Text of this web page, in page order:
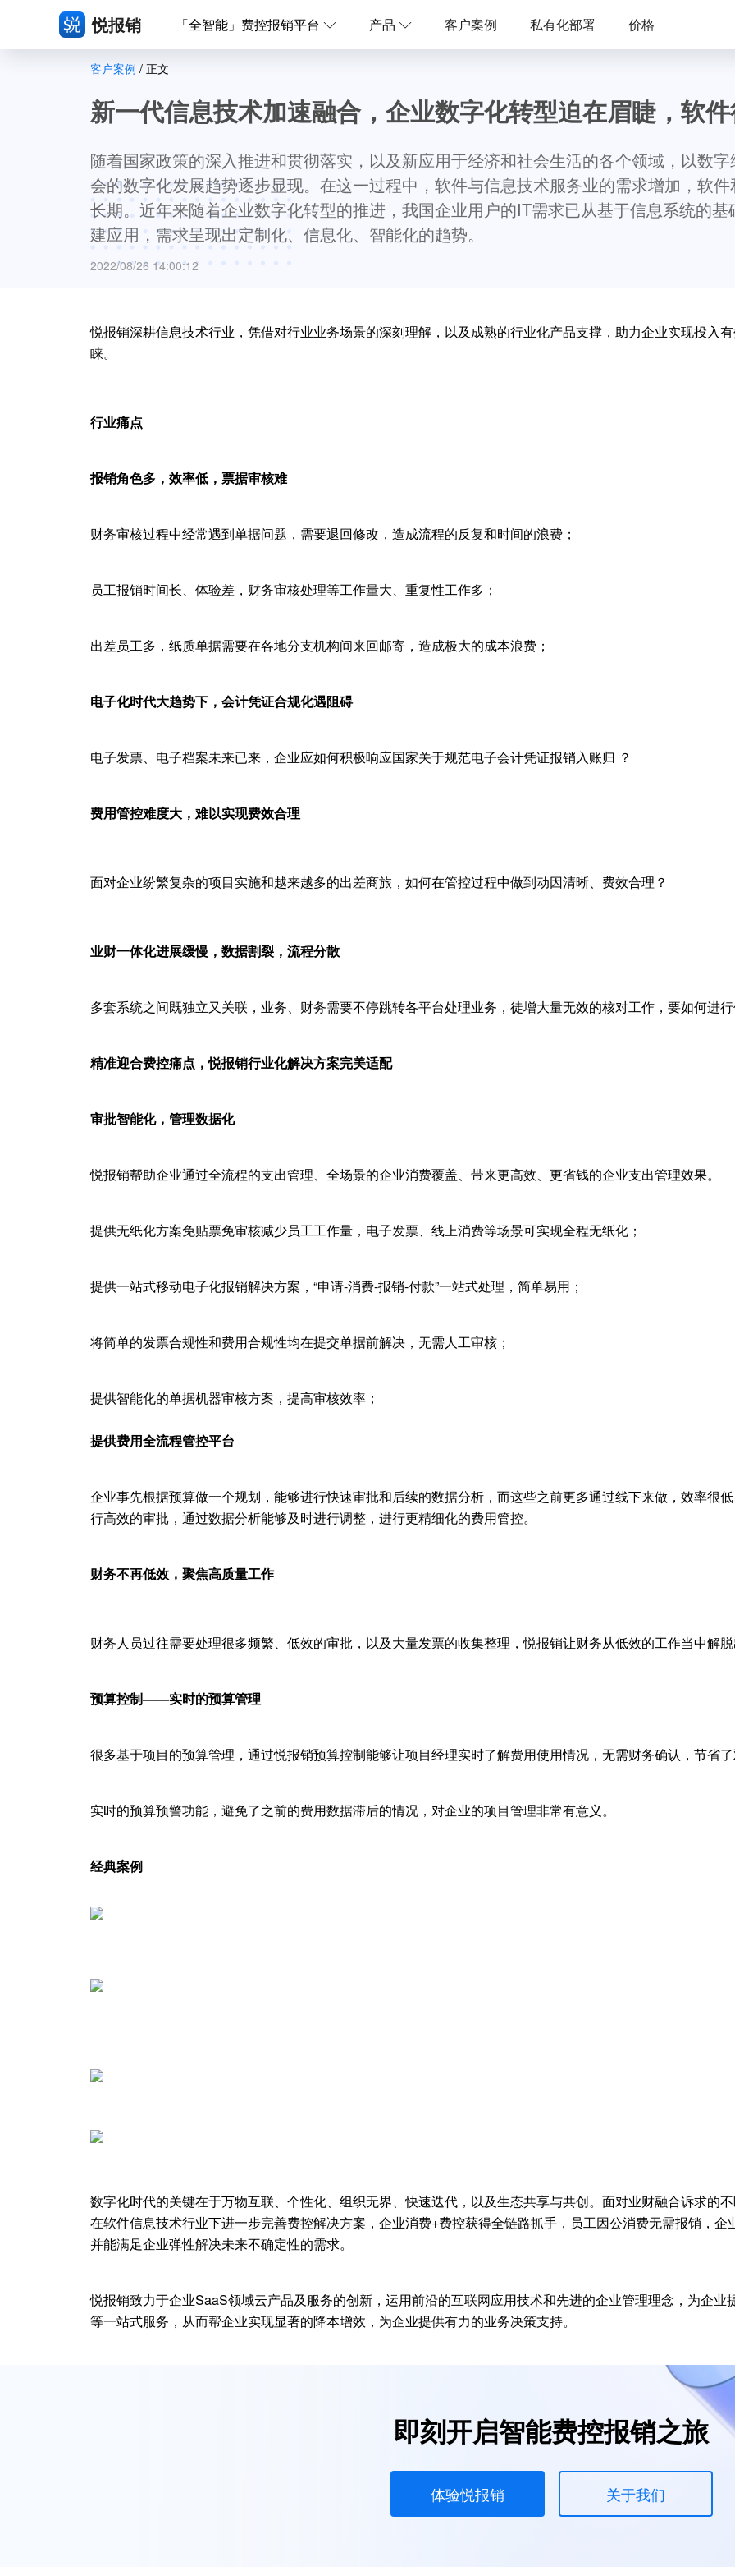
悦报销 「全智能」费控报销平台 产品 客户案例 私有化部署 价格
客户案例 / 正文
新一代信息技术加速融合，企业数字化转型迫在眉睫，软
随着国家政策的深入推进和贯彻落实，以及新应用于经济和社会生活的各个领域，以数
会的数字化发展趋势逐步显现。在这一过程中，软件与信息技术服务业的需求增加，软
长期。近年来随着企业数字化转型的推进，我国企业用户的IT需求已从基于信息系统的
建应用，需求呈现出定制化、信息化、智能化的趋势。
2022/08/26 14:00:12
悦报销深耕信息技术行业，凭借对行业业务场景的深刻理解，以及成熟的行业化产品支撑，助力企业实现投入
睐。
行业痛点
报销角色多，效率低，票据审核难
财务审核过程中经常遇到单据问题，需要退回修改，造成流程的反复和时间的浪费；
员工报销时间长、体验差，财务审核处理等工作量大、重复性工作多；
出差员工多，纸质单据需要在各地分支机构间来回邮寄，造成极大的成本浪费；
电子化时代大趋势下，会计凭证合规化遇阻碍
电子发票、电子档案未来已来，企业应如何积极响应国家关于规范电子会计凭证报销入账归 ？
费用管控难度大，难以实现费效合理
面对企业纷繁复杂的项目实施和越来越多的出差商旅，如何在管控过程中做到动因清晰、费效合理？
业财一体化进展缓慢，数据割裂，流程分散
多套系统之间既独立又关联，业务、财务需要不停跳转各平台处理业务，徒增大量无效的核对工作，要如何进
精准迎合费控痛点，悦报销行业化解决方案完美适配
审批智能化，管理数据化
悦报销帮助企业通过全流程的支出管理、全场景的企业消费覆盖、带来更高效、更省钱的企业支出管理效果。
提供无纸化方案免贴票免审核减少员工工作量，电子发票、线上消费等场景可实现全程无纸化；
提供一站式移动电子化报销解决方案，“申请-消费-报销-付款”一站式处理，简单易用；
将简单的发票合规性和费用合规性均在提交单据前解决，无需人工审核；
提供智能化的单据机器审核方案，提高审核效率；
提供费用全流程管控平台
企业事先根据预算做一个规划，能够进行快速审批和后续的数据分析，而这些之前更多通过线下来做，效率很
行高效的审批，通过数据分析能够及时进行调整，进行更精细化的费用管控。
财务不再低效，聚焦高质量工作
财务人员过往需要处理很多频繁、低效的审批，以及大量发票的收集整理，悦报销让财务从低效的工作当中解
预算控制——实时的预算管理
很多基于项目的预算管理，通过悦报销预算控制能够让项目经理实时了解费用使用情况，无需财务确认，节省
实时的预算预警功能，避免了之前的费用数据滞后的情况，对企业的项目管理非常有意义。
经典案例
数字化时代的关键在于万物互联、个性化、组织无界、快速迭代，以及生态共享与共创。面对业财融合诉求的
在软件信息技术行业下进一步完善费控解决方案，企业消费+费控获得全链路抓手，员工因公消费无需报销，
并能满足企业弹性解决未来不确定性的需求。
悦报销致力于企业SaaS领域云产品及服务的创新，运用前沿的互联网应用技术和先进的企业管理理念，为企
等一站式服务，从而帮企业实现显著的降本增效，为企业提供有力的业务决策支持。
即刻开启智能费控报销之旅
体验悦报销 关于我们